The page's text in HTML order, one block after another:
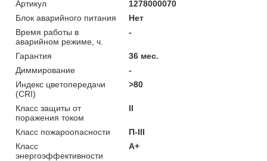
Артикул
1278000070
Блок аварийного питания
Нет
Время работы в
аварийном режиме, ч.
-
Гарантия
36 мес.
Диммирование
-
Индекс цветопередачи
(CRI)
>80
Класс защиты от
поражения током
II
Класс пожароопасности
П-ІІІ
Класс
энергоэффективности
A+